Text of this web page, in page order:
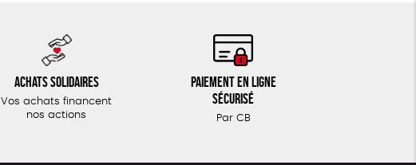
Achats solidaires
Vos achats financent
nos actions
Paiement en ligne
sécurisé
Par CB